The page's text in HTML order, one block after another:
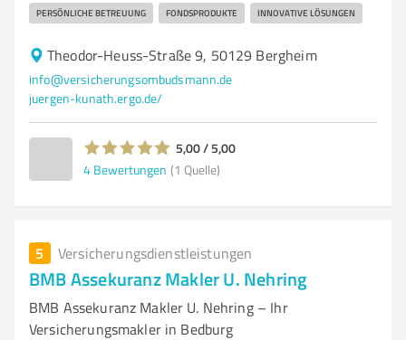
PERSÖNLICHE BETREUUNG FONDSPRODUKTE INNOVATIVE LÖSUNGEN
Theodor-Heuss-Straße 9, 50129 Bergheim
info@versicherungsombudsmann.de
juergen-kunath.ergo.de/
5,00 / 5,00
4 Bewertungen (1 Quelle)
5 Versicherungsdienstleistungen
BMB Assekuranz Makler U. Nehring
BMB Assekuranz Makler U. Nehring – Ihr
Versicherungsmakler in Bedburg